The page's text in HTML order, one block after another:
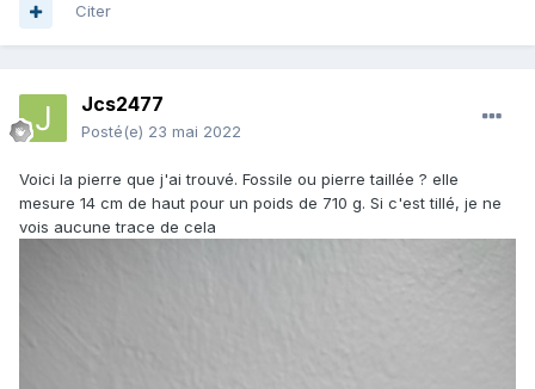
Citer
Jcs2477
Posté(e) 23 mai 2022
Voici la pierre que j'ai trouvé. Fossile ou pierre taillée ? elle
mesure 14 cm de haut pour un poids de 710 g. Si c'est tillé, je ne
vois aucune trace de cela